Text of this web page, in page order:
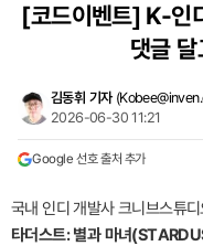
[코드이벤트]K-인
댓글
김동휘 기자 (
2026-06-30 11:21
Google 선호 출처 추가
국내 인디 개발사 크니브스튜
타더스트: 별과 마녀